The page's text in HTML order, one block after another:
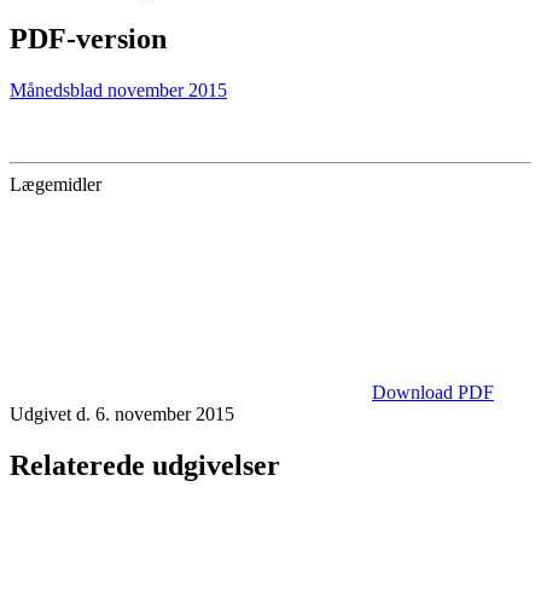
PDF-version
Månedsblad november 2015
Lægemidler
Download PDF
Udgivet d. 6. november 2015
Relaterede udgivelser